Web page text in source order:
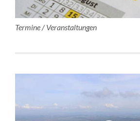
Termine / Veranstaltungen